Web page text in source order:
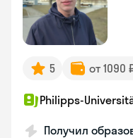
5 от 1090
Philipps-
Получил